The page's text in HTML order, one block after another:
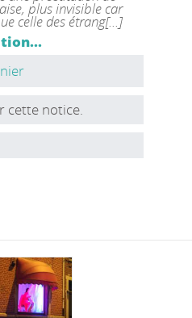
plus invisible car
celle des étrang[...]
cette notice.